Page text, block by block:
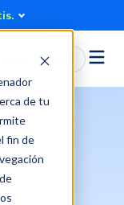
de tu
fin de
Iniciar Sesión